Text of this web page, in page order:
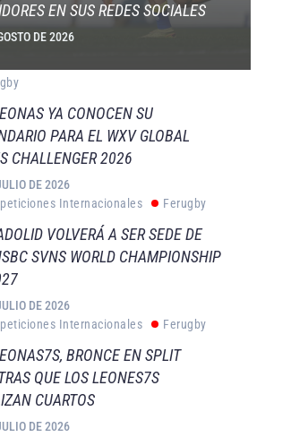
EN SUS REDES SOCIALES
DE 2026
YA CONOCEN SU
PARA EL WXV GLOBAL
CHALLENGER 2026
DE 2026
Internacionales
Ferugby
VOLVERÁ A SER SEDE DE
SVNS WORLD CHAMPIONSHIP
DE 2026
Internacionales
Ferugby
BRONCE EN SPLIT
QUE LOS LEONES7S
CUARTOS
DE 2026